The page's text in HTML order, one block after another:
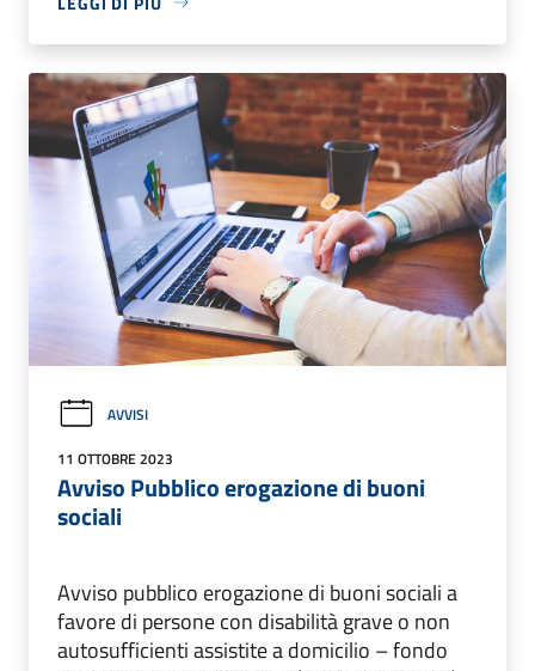
AVVISI
11 OTTOBRE 2023
Avviso Pubblico erogazione di buoni
sociali
Avviso pubblico erogazione di buoni sociali a
favore di persone con disabilità grave o non
autosufficienti assistite a domicilio – fondo